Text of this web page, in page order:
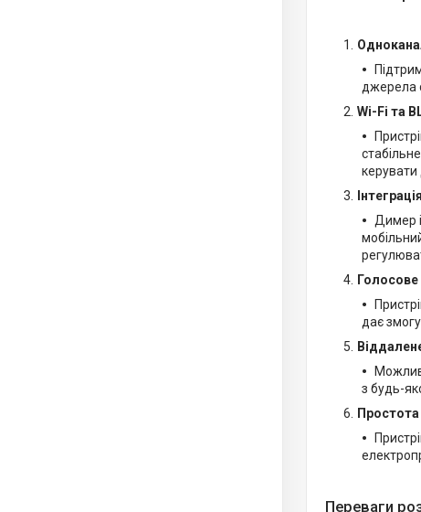
джерела
Wi-Fi та
Димер
Голосове
дає
з будь-
Переваги